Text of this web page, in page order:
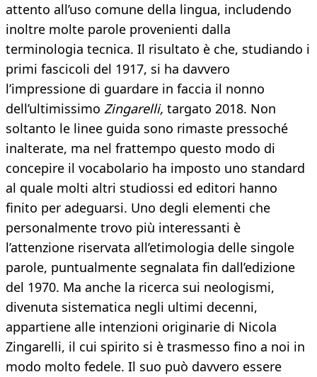
attento all’uso comune della lingua, includendo
inoltre molte parole provenienti dalla
terminologia tecnica. Il risultato è che, studiando i
primi fascicoli del 1917, si ha davvero
l’impressione di guardare in faccia il nonno
dell’ultimissimo Zingarelli, targato 2018. Non
soltanto le linee guida sono rimaste pressoché
inalterate, ma nel frattempo questo modo di
concepire il vocabolario ha imposto uno standard
al quale molti altri studiossi ed editori hanno
finito per adeguarsi. Uno degli elementi che
personalmente trovo più interessanti è
l’attenzione riservata all’etimologia delle singole
parole, puntualmente segnalata fin dall’edizione
del 1970. Ma anche la ricerca sui neologismi,
divenuta sistematica negli ultimi decenni,
appartiene alle intenzioni originarie di Nicola
Zingarelli, il cui spirito si è trasmesso fino a noi in
modo molto fedele. Il suo può davvero essere